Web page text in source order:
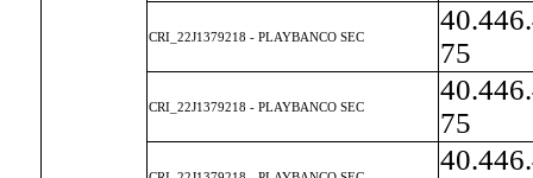
CRI_22J1379218 - PLAYBANCO SEC
75
CRI_22J1379218 - PLAYBANCO SEC
75